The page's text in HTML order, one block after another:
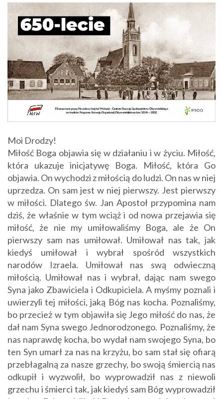
Moi Drodzy!
Miłość Boga objawia się w działaniu i w życiu. Miłość,
która ukazuje inicjatywę Boga. Miłość, która Go
objawia. On wychodzi z miłością do ludzi. On nas w niej
uprzedza. On sam jest w niej pierwszy. Jest pierwszy
w miłości. Dlatego św. Jan Apostoł przypomina nam
dziś, że właśnie w tym wciąż i od nowa przejawia się
miłość, że nie my umiłowaliśmy Boga, ale że On
pierwszy sam nas umiłował. Umiłował nas tak, jak
kiedyś umiłował i wybrał spośród wszystkich
narodów Izraela. Umiłował nas swą odwieczną
miłością. Umiłował nas i wybrał, dając nam swego
Syna jako Zbawiciela i Odkupiciela. A myśmy poznali i
uwierzyli tej miłości, jaką Bóg nas kocha. Poznaliśmy,
bo przecież w tym objawiła się Jego miłość do nas, że
dał nam Syna swego Jednorodzonego. Poznaliśmy, że
nas naprawdę kocha, bo wydał nam swojego Syna, bo
ten Syn umarł za nas na krzyżu, bo sam stał się ofiarą
przebłagalną za nasze grzechy, bo swoją śmiercią nas
odkupił i wyzwolił, bo wyprowadził nas z niewoli
grzechu i śmierci tak, jak kiedyś sam Bóg wyprowadził